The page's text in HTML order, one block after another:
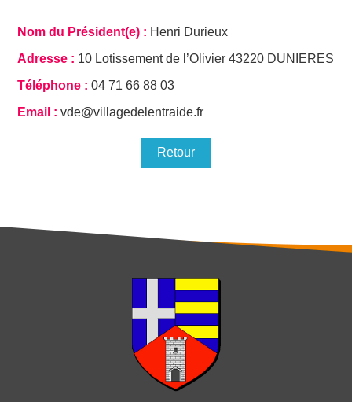
Nom du Président(e)
Henri Durieux
Adresse
10 Lotissement de l’Olivier 43220 DUNIERES
Téléphone
04 71 66 88 03
Email
vde@villagedelentraide.fr
Retour